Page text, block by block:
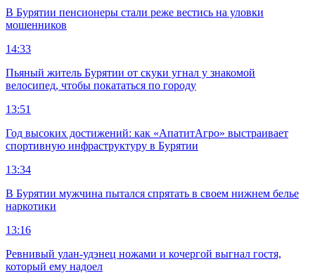
В Бурятии пенсионеры стали реже вестись на уловки
мошенников
14:33
Пьяный житель Бурятии от скуки угнал у знакомой
велосипед, чтобы покататься по городу
13:51
Год высоких достижений: как «АпатитАгро» выстраивает
спортивную инфраструктуру в Бурятии
13:34
В Бурятии мужчина пытался спрятать в своем нижнем белье
наркотики
13:16
Ревнивый улан-удэнец ножами и кочергой выгнал гостя,
который ему надоел